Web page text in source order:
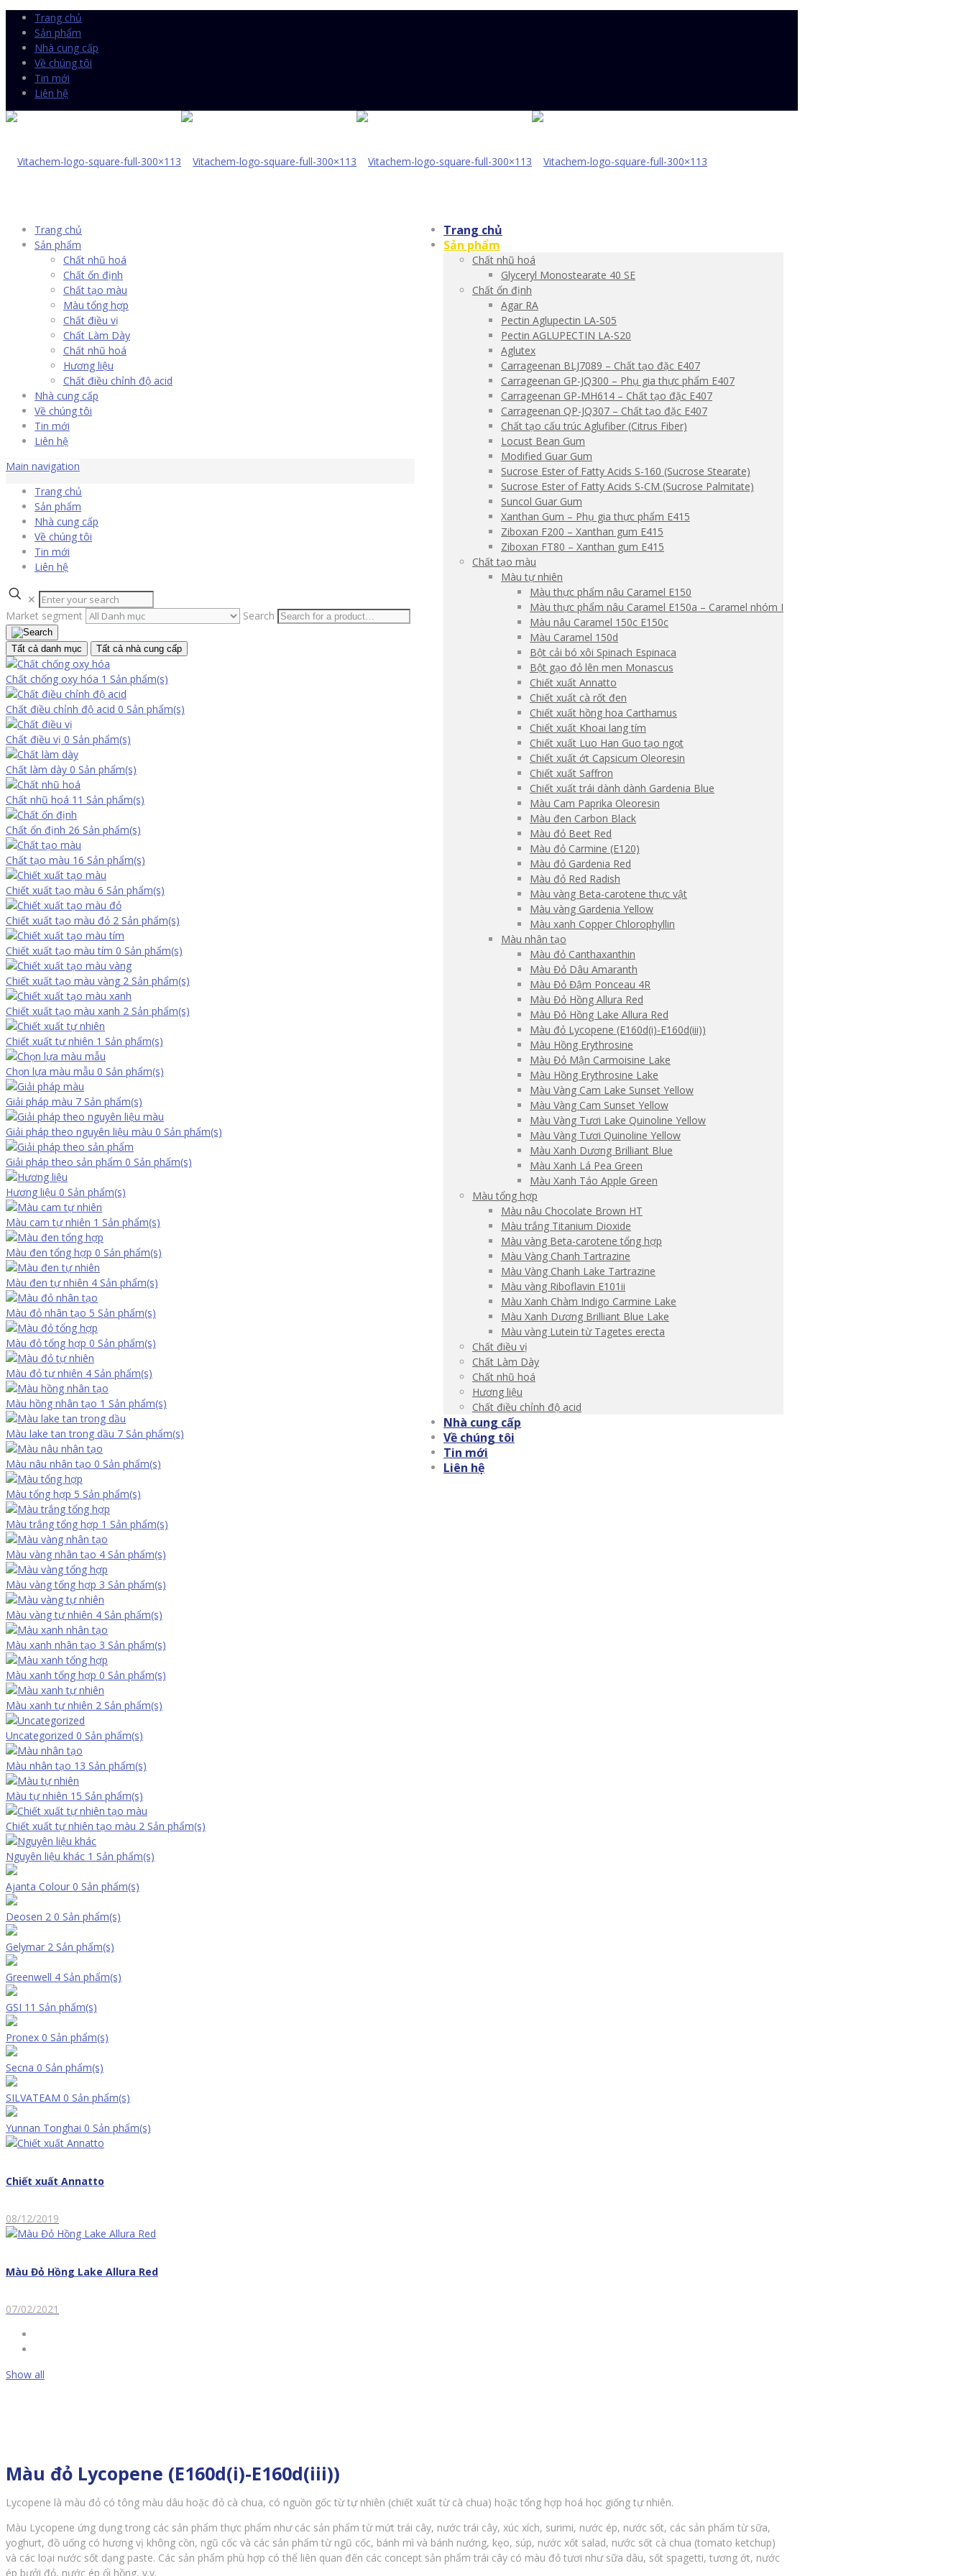
Trang chủ
Sản phẩm
Nhà cung cấp
Về chúng tôi
Tin mới
Liên hệ
Trang chủ
Sản phẩm
Chất nhũ hoá
Glyceryl Monostearate 40 SE
Chất ổn định
Agar RA
Pectin Aglupectin LA-S05
Pectin AGLUPECTIN LA-S20
Aglutex
Carrageenan BLJ7089 – Chất tạo đặc E407
Carrageenan GP-JQ300 – Phụ gia thực phẩm E407
Carrageenan GP-MH614 – Chất tạo đặc E407
Carrageenan QP-JQ307 – Chất tạo đặc E407
Chất tạo cấu trúc Aglufiber (Citrus Fiber)
Locust Bean Gum
Modified Guar Gum
Sucrose Ester of Fatty Acids S-160 (Sucrose Stearate)
Sucrose Ester of Fatty Acids S-CM (Sucrose Palmitate)
Suncol Guar Gum
Xanthan Gum – Phụ gia thực phẩm E415
Ziboxan F200 – Xanthan gum E415
Ziboxan FT80 – Xanthan gum E415
Chất tạo màu
Màu tự nhiên
Màu thực phẩm nâu Caramel E150
Màu thực phẩm nâu Caramel E150a – Caramel nhóm I
Màu nâu Caramel 150c E150c
Màu Caramel 150d
Bột cải bó xôi Spinach Espinaca
Bột gạo đỏ lên men Monascus
Chiết xuất Annatto
Chiết xuất cà rốt đen
Chiết xuất hồng hoa Carthamus
Chiết xuất Khoai lang tím
Chiết xuất Luo Han Guo tạo ngọt
Chiết xuất ớt Capsicum Oleoresin
Chiết xuất Saffron
Chiết xuất trái dành dành Gardenia Blue
Màu Cam Paprika Oleoresin
Màu đen Carbon Black
Màu đỏ Beet Red
Màu đỏ Carmine (E120)
Màu đỏ Gardenia Red
Màu đỏ Red Radish
Màu vàng Beta-carotene thực vật
Màu vàng Gardenia Yellow
Màu xanh Copper Chlorophyllin
Màu nhân tạo
Màu đỏ Canthaxanthin
Màu Đỏ Dâu Amaranth
Màu Đỏ Đậm Ponceau 4R
Màu Đỏ Hồng Allura Red
Màu Đỏ Hồng Lake Allura Red
Màu đỏ Lycopene (E160d(i)-E160d(iii))
Màu Hồng Erythrosine
Màu Đỏ Mận Carmoisine Lake
Màu Hồng Erythrosine Lake
Màu Vàng Cam Lake Sunset Yellow
Màu Vàng Cam Sunset Yellow
Màu Vàng Tươi Lake Quinoline Yellow
Màu Vàng Tươi Quinoline Yellow
Màu Xanh Dương Brilliant Blue
Màu Xanh Lá Pea Green
Màu Xanh Táo Apple Green
Màu tổng hợp
Màu nâu Chocolate Brown HT
Màu trắng Titanium Dioxide
Màu vàng Beta-carotene tổng hợp
Màu Vàng Chanh Tartrazine
Màu Vàng Chanh Lake Tartrazine
Màu vàng Riboflavin E101ii
Màu Xanh Chàm Indigo Carmine Lake
Màu Xanh Dương Brilliant Blue Lake
Màu vàng Lutein từ Tagetes erecta
Chất điều vị
Chất Làm Dày
Chất nhũ hoá
Hương liệu
Chất điều chỉnh độ acid
Nhà cung cấp
Về chúng tôi
Tin mới
Liên hệ
Trang chủ
Sản phẩm
Chất nhũ hoá
Chất ổn định
Chất tạo màu
Màu tổng hợp
Chất điều vị
Chất Làm Dày
Chất nhũ hoá
Hương liệu
Chất điều chỉnh độ acid
Nhà cung cấp
Về chúng tôi
Tin mới
Liên hệ
Main navigation
Trang chủ
Sản phẩm
Nhà cung cấp
Về chúng tôi
Tin mới
Liên hệ
✕
Market segment
Search
Tất cả danh mục Tất cả nhà cung cấp
Chất chống oxy hóa 1 Sản phẩm(s)
Chất điều chỉnh độ acid 0 Sản phẩm(s)
Chất điều vị 0 Sản phẩm(s)
Chất làm dày 0 Sản phẩm(s)
Chất nhũ hoá 11 Sản phẩm(s)
Chất ổn định 26 Sản phẩm(s)
Chất tạo màu 16 Sản phẩm(s)
Chiết xuất tạo màu 6 Sản phẩm(s)
Chiết xuất tạo màu đỏ 2 Sản phẩm(s)
Chiết xuất tạo màu tím 0 Sản phẩm(s)
Chiết xuất tạo màu vàng 2 Sản phẩm(s)
Chiết xuất tạo màu xanh 2 Sản phẩm(s)
Chiết xuất tự nhiên 1 Sản phẩm(s)
Chọn lựa màu mẫu 0 Sản phẩm(s)
Giải pháp màu 7 Sản phẩm(s)
Giải pháp theo nguyên liệu màu 0 Sản phẩm(s)
Giải pháp theo sản phẩm 0 Sản phẩm(s)
Hương liệu 0 Sản phẩm(s)
Màu cam tự nhiên 1 Sản phẩm(s)
Màu đen tổng hợp 0 Sản phẩm(s)
Màu đen tự nhiên 4 Sản phẩm(s)
Màu đỏ nhân tạo 5 Sản phẩm(s)
Màu đỏ tổng hợp 0 Sản phẩm(s)
Màu đỏ tự nhiên 4 Sản phẩm(s)
Màu hồng nhân tạo 1 Sản phẩm(s)
Màu lake tan trong dầu 7 Sản phẩm(s)
Màu nâu nhân tạo 0 Sản phẩm(s)
Màu tổng hợp 5 Sản phẩm(s)
Màu trắng tổng hợp 1 Sản phẩm(s)
Màu vàng nhân tạo 4 Sản phẩm(s)
Màu vàng tổng hợp 3 Sản phẩm(s)
Màu vàng tự nhiên 4 Sản phẩm(s)
Màu xanh nhân tạo 3 Sản phẩm(s)
Màu xanh tổng hợp 0 Sản phẩm(s)
Màu xanh tự nhiên 2 Sản phẩm(s)
Uncategorized 0 Sản phẩm(s)
Màu nhân tạo 13 Sản phẩm(s)
Màu tự nhiên 15 Sản phẩm(s)
Chiết xuất tự nhiên tạo màu 2 Sản phẩm(s)
Nguyên liệu khác 1 Sản phẩm(s)
Ajanta Colour 0 Sản phẩm(s)
Deosen 2 0 Sản phẩm(s)
Gelymar 2 Sản phẩm(s)
Greenwell 4 Sản phẩm(s)
GSI 11 Sản phẩm(s)
Pronex 0 Sản phẩm(s)
Secna 0 Sản phẩm(s)
SILVATEAM 0 Sản phẩm(s)
Yunnan Tonghai 0 Sản phẩm(s)
Chiết xuất Annatto
08/12/2019
Màu Đỏ Hồng Lake Allura Red
07/02/2021
Show all
Màu đỏ Lycopene (E160d(i)-E160d(iii))
Lycopene là màu đỏ có tông màu dâu hoặc đỏ cà chua, có nguồn gốc từ tự nhiên (chiết xuất từ cà chua) hoặc tổng hợp hoá học giống tự nhiên.
Màu Lycopene ứng dụng trong các sản phẩm thực phẩm như các sản phẩm từ mứt trái cây, nước trái cây, xúc xích, surimi, nước ép, nước sốt, các sản phẩm từ sữa,
yoghurt, đồ uống có hương vị không cồn, ngũ cốc và các sản phẩm từ ngũ cốc, bánh mì và bánh nướng, kẹo, súp, nước xốt salad, nước sốt cà chua (tomato ketchup)
và các loại nước sốt dạng paste. Các sản phẩm phù hợp có thể liên quan đến các concept sản phẩm trái cây có màu đỏ tươi như sữa dâu, sốt spagetti, tương ớt, nước
ép bưởi đỏ, nước ép ổi hồng, v.v.